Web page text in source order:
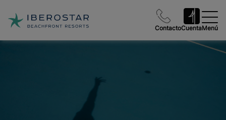
ContactoCuentaMenú